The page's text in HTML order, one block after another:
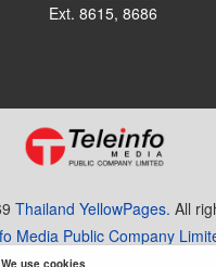
Ext. 8615, 8686
Thailand YellowPages. All
Media Public Company
We use cookies